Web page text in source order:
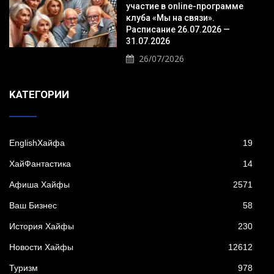
участие в online-программе
клуба «Мы на связи».
Расписание 26.07.2026 —
31.07.2026
26/07/2026
KАТЕГОРИИ
EnglishХайфа 19
XайФантастика 14
Афиша Хайфы 2571
Ваш Бизнес 58
История Хайфы 230
Новости Хайфы 12612
Туризм 978